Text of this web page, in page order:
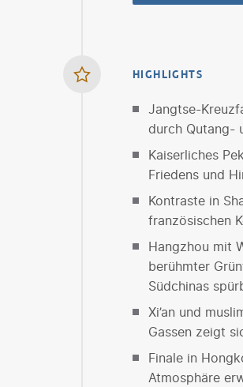
HIGHLIGHTS
Jangtse-
durch Qutang-
Kaiserliches
Friedens und
Kontraste in
französischen
Hangzhou mit
berühmter
Südchinas
Xi’an und
Gassen zeigt
Finale in
Atmosphäre